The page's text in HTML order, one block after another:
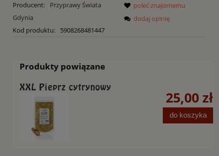
Producent:
Przyprawy Świata
Gdynia
Kod produktu:
5908268481447
poleć znajomemu
dodaj opinię
Produkty powiązane
XXL Pieprz cytrynowy
25,00 zł
do koszyka